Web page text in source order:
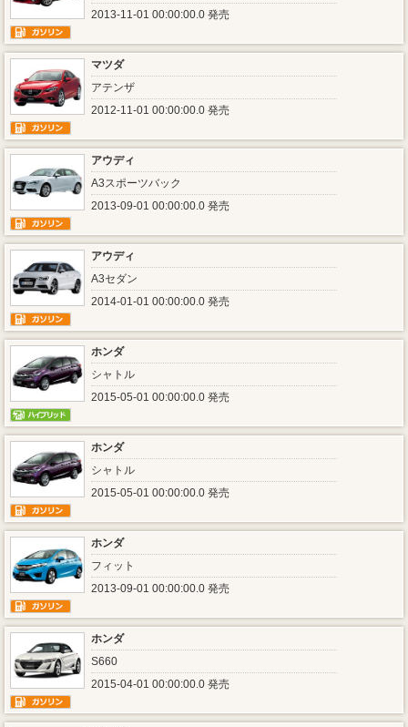
2013-11-01 00:00:00.0 発売
マツダ
アテンザ
2012-11-01 00:00:00.0 発売
アウディ
A3スポーツバック
2013-09-01 00:00:00.0 発売
アウディ
A3セダン
2014-01-01 00:00:00.0 発売
ホンダ
シャトル
2015-05-01 00:00:00.0 発売
ホンダ
シャトル
2015-05-01 00:00:00.0 発売
ホンダ
フィット
2013-09-01 00:00:00.0 発売
ホンダ
S660
2015-04-01 00:00:00.0 発売